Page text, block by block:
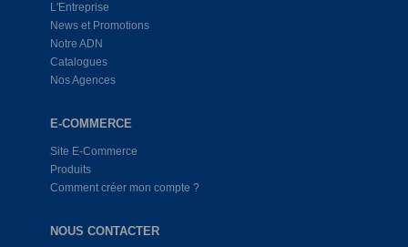
L'Entreprise
News et Promotions
Notre ADN
Catalogues
Nos Agences
E-COMMERCE
Site E-Commerce
Produits
Comment créer mon compte ?
NOUS CONTACTER